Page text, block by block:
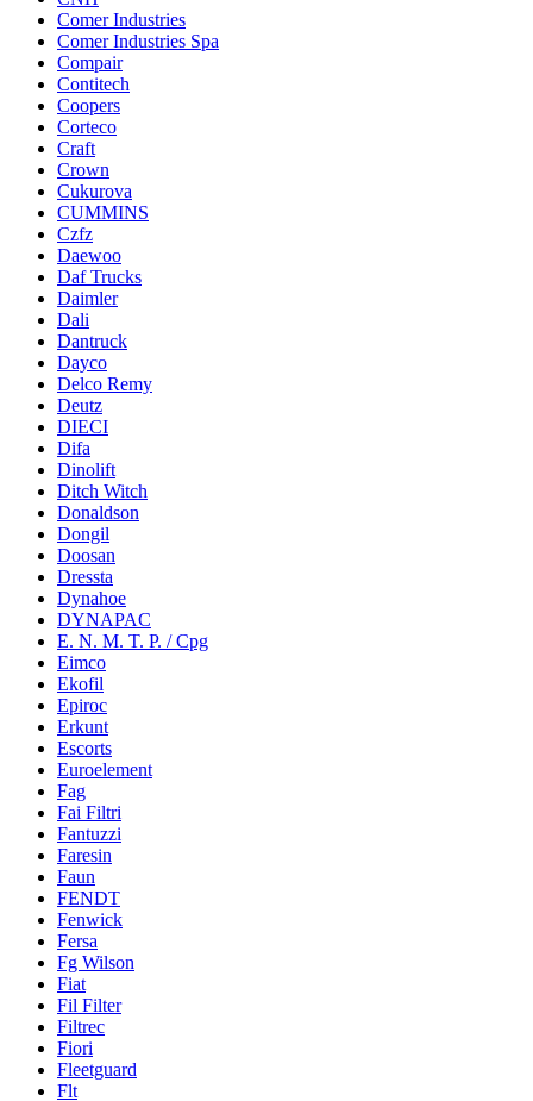
Comer Industries
Comer Industries Spa
Compair
Contitech
Coopers
Corteco
Craft
Crown
Cukurova
CUMMINS
Czfz
Daewoo
Daf Trucks
Daimler
Dali
Dantruck
Dayco
Delco Remy
Deutz
DIECI
Difa
Dinolift
Ditch Witch
Donaldson
Dongil
Doosan
Dressta
Dynahoe
DYNAPAC
E. N. M. T. P. / Cpg
Eimco
Ekofil
Epiroc
Erkunt
Escorts
Euroelement
Fag
Fai Filtri
Fantuzzi
Faresin
Faun
FENDT
Fenwick
Fersa
Fg Wilson
Fiat
Fil Filter
Filtrec
Fiori
Fleetguard
Flt